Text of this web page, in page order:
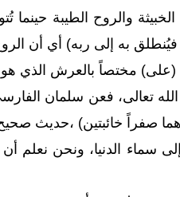
والروح الطيبة
به إلى ربه) أي أن
(على) مختصاً بالعرش
الله تعالى، فعن سلمان
صفراً خائبتين) ،حديث
سماء الدنيا، ونحن